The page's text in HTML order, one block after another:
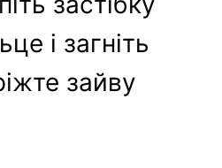
і загніть
зайву